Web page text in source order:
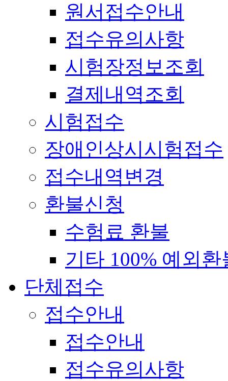
원서접수안내
접수유의사항
시험장정보조회
결제내역조회
시험접수
장애인상시시험접수
접수내역변경
환불신청
수험료 환불
기타 100% 예외환
단체접수
접수안내
접수안내
접수유의사항